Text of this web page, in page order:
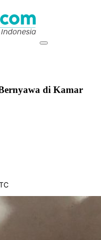
di Kamar